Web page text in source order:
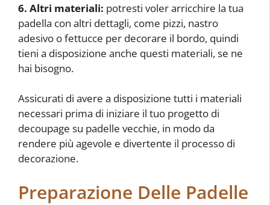
6. Altri materiali: potresti voler arricchire la tua
padella con altri dettagli, come pizzi, nastro
adesivo o fettucce per decorare il bordo, quindi
tieni a disposizione anche questi materiali, se ne
hai bisogno.
Assicurati di avere a disposizione tutti i materiali
necessari prima di iniziare il tuo progetto di
decoupage su padelle vecchie, in modo da
rendere più agevole e divertente il processo di
decorazione.
Preparazione Delle Padelle